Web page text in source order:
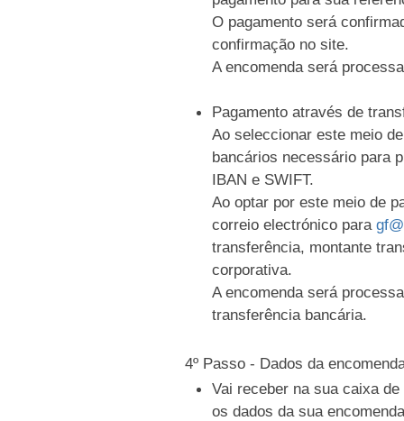
O pagamento será
confirmação no site.
A encomenda será
Pagamento através de
Ao seleccionar este meio
bancários necessário para
IBAN e SWIFT.
Ao optar por este meio de
correio electrónico para
transferência, montante
corporativa.
A encomenda será
transferência bancária.
4º Passo - Dados da
Vai receber na sua caixa
os dados da sua